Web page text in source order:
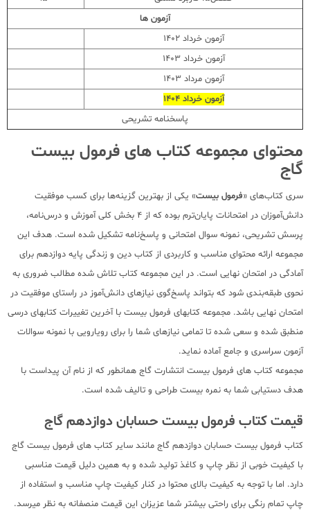
آزمون ها
آزمون خرداد 1402
آزمون خرداد 1403
آزمون مرداد 1403
آزمون خرداد 1404
پاسخنامه تشریحی
محتوای مجموعه کتاب های فرمول بیست
گاج
سری کتاب‌های «فرمول بیست» یکی از بهترین گزینه‌ها برای کسب موفقیت
دانش‌‌آموزان در امتحانات پایان‌ترم بوده که از 4 بخش کلی آموزش و درس‌نامه،
پرسش تشریحی، نمونه سوال امتحانی و پاسخ‌نامه تشکیل شده است. هدف این
مجموعه ارائه محتوای مناسب و کاربردی از کتاب دین و زندگی پایه دوازدهم برای
آمادگی در امتحان نهایی است. در این مجموعه کتاب تلاش شده مطالب ضروری به
نحوی طبقه‌بندی شود که بتواند پاسخ‌گوی نیازهای دانش‌آموز در راستای موفقیت در
امتحان نهایی باشد. مجموعه کتابهای فرمول بیست با آخرین تغییرات کتابهای درسی
منطبق شده و سعی شده تا تمامی نیازهای شما را برای رویارویی با نمونه سوالات
آزمون سراسری و جامع آماده نماید.
مجموعه کتاب های فرمول بیست انتشارت گاج همانطور که از نام آن پیداست با
هدف دستیابی شما به نمره بیست طراحی و تالیف شده است.
قیمت کتاب فرمول بیست حسابان دوازدهم گاج
کتاب فرمول بیست حسابان دوازدهم گاج مانند سایر کتاب های فرمول بیست گاج
با کیفیت خوبی از نظر چاپ و کاغذ تولید شده و به همین دلیل قیمت مناسبی
دارد. اما با توجه به کیفیت بالای محتوا در کنار کیفیت چاپ مناسب و استفاده از
چاپ تمام رنگی برای راحتی بیشتر شما عزیزان این قیمت منصفانه به نظر میرسد.